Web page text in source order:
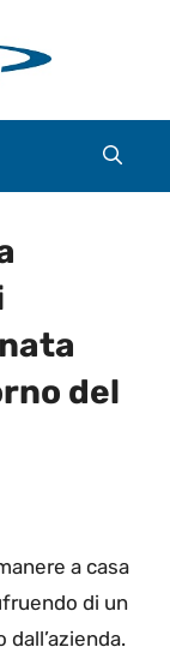
del
a casa
di un